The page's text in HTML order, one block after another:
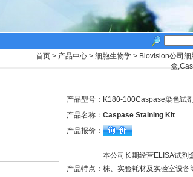
首页 > 产品中心 > 细胞生物学 > Biovision公司
盒
产品型号： K180-100Caspase染色试
产品名称： Caspase Staining Kit
产品报价：
产品特点：
本公司长期经营ELISA试剂
株、实验耗材及实验室设备